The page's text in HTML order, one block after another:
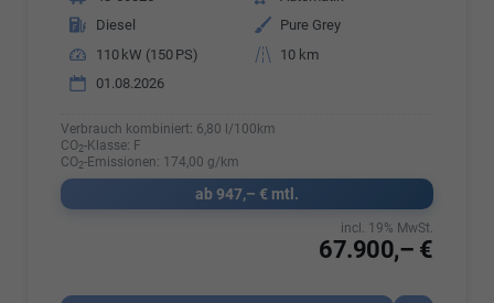
Kraftstoff
Diesel Außenfarbe
Pure Grey
Leistung
110 kW (150 PS) Kilometerstand
10 km
01.08.2026
Verbrauch kombiniert: 6,80 l/100km
CO2-Klasse: F
CO2-Emissionen: 174,00 g/km
ab 947,– € mtl.
67.900,– €
incl. 19% MwSt.